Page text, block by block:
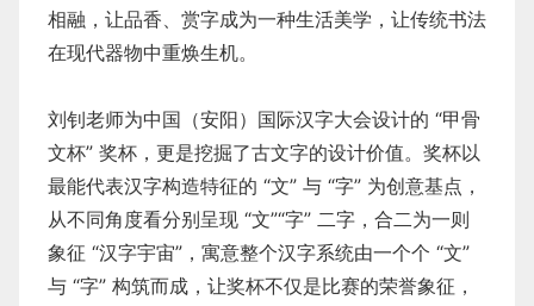
相融，让品香、赏字成为一种生活美学，让传统书法
在现代器物中重焕生机。
刘钊老师为中国（安阳）国际汉字大会设计的 “甲骨
文杯” 奖杯，更是挖掘了古文字的设计价值。奖杯以
最能代表汉字构造特征的 “文” 与 “字” 为创意基点，
从不同角度看分别呈现 “文”“字” 二字，合二为一则
象征 “汉字宇宙”，寓意整个汉字系统由一个个 “文”
与 “字” 构筑而成，让奖杯不仅是比赛的荣誉象征，